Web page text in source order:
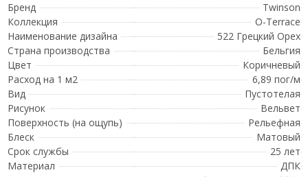
Бренд
Twinson
Коллекция
O-Terrace
Наименование дизайна
522 Грецкий Орех
Страна производства
Бельгия
Цвет
Коричневый
Расход на 1 м2
6,89 пог/м
Вид
Пустотелая
Рисунок
Вельвет
Поверхность (на ощупь)
Рельефная
Блеск
Матовый
Срок службы
25 лет
Материал
ДПК